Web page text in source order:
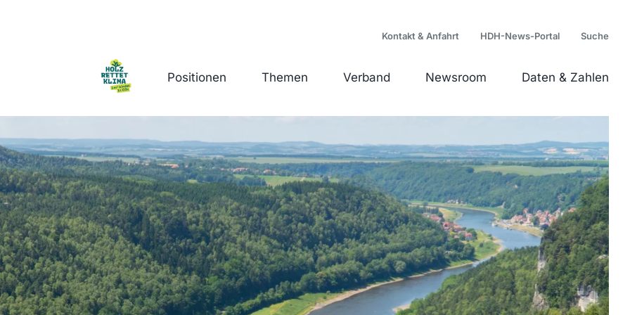
Kontakt & Anfahrt HDH-News-Portal
Positionen Themen Verband Newsroom Daten & Zahlen